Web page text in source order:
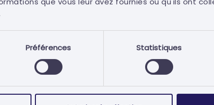
Préférences Statistiques